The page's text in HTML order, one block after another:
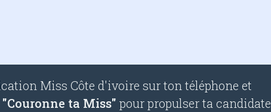
Miss Côte d'ivoire sur ton téléphone et
"Couronne ta Miss" pour propulser ta candidate